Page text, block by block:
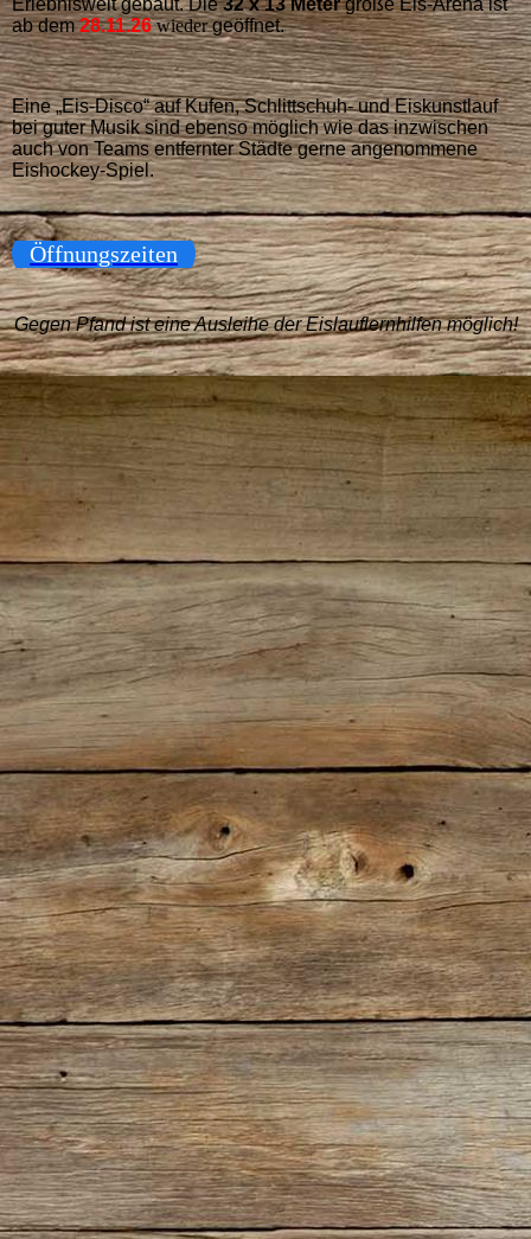
ab dem28.11.26wiedergeöffnet.
Eine „Eis-Disco“ auf Kufen, Schlittschuh- und Eiskunstlauf
bei guter Musik sind ebenso möglich wie das inzwischen
auch von Teams entfernter Städte gerne angenommene
Eishockey-Spiel.
Öffnungszeiten
Gegen Pfand ist eine Ausleihe der Eislauflernhilfen möglich!